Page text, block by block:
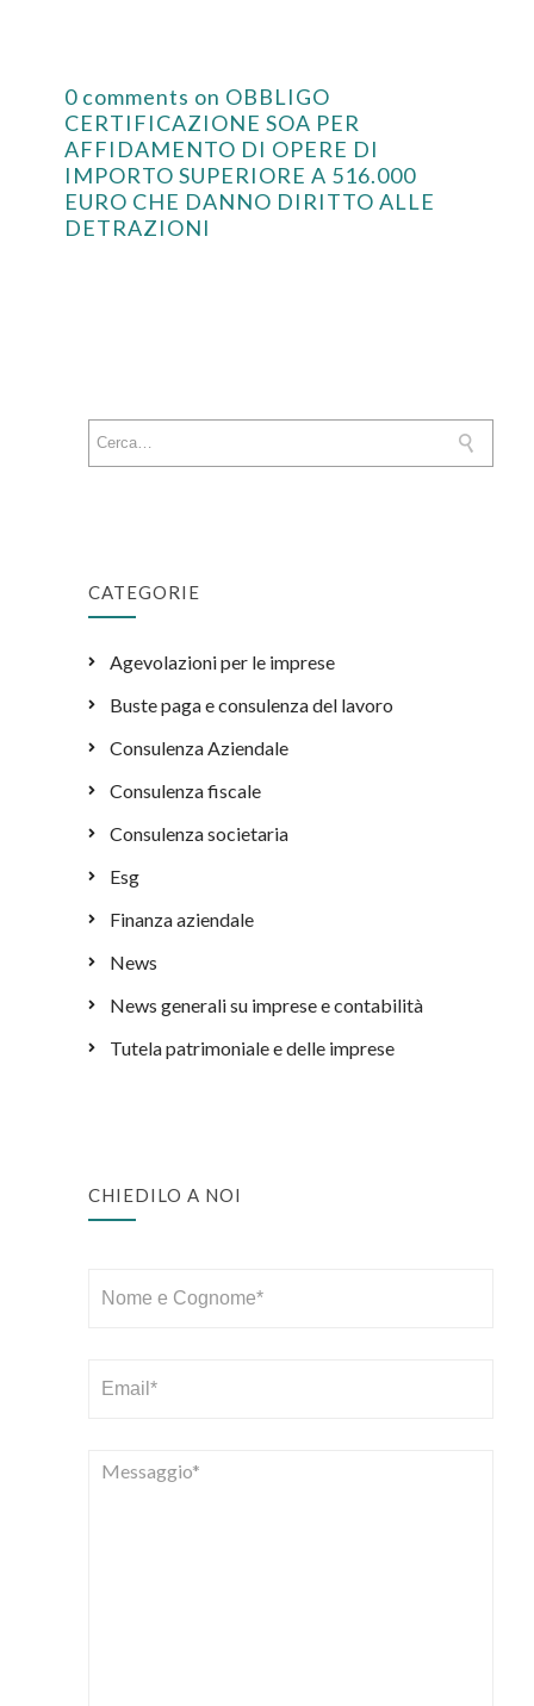
0 comments on OBBLIGO
CERTIFICAZIONE SOA PER
AFFIDAMENTO DI OPERE DI
IMPORTO SUPERIORE A 516.000
EURO CHE DANNO DIRITTO ALLE
DETRAZIONI
CATEGORIE
Agevolazioni per le imprese
Buste paga e consulenza del lavoro
Consulenza Aziendale
Consulenza fiscale
Consulenza societaria
Esg
Finanza aziendale
News
News generali su imprese e contabilità
Tutela patrimoniale e delle imprese
CHIEDILO A NOI